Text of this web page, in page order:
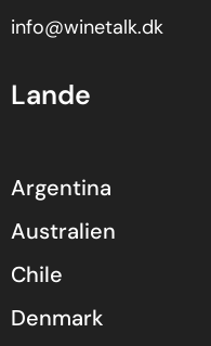
info@winetalk.dk
Lande
Argentina
Australien
Chile
Denmark